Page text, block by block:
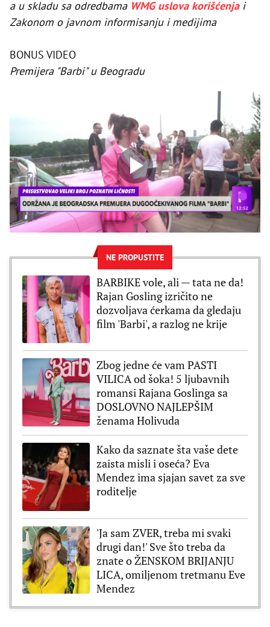
a u skladu sa odredbama WMG uslova korišćenjai
Zakonom o javnom informisanju i medijima
BONUS VIDEO
Premijera "Barbi" u Beogradu
NE PROPUSTITE
BARBIKE vole, ali — tata ne da!
Rajan Gosling izričito ne
dozvoljava ćerkama da gledaju
film 'Barbi', a razlog ne krije
Zbog jedne će vam PASTI
VILICA od šoka! 5 ljubavnih
romansi Rajana Goslinga sa
DOSLOVNO NAJLEPŠIM
ženama Holivuda
Kako da saznate šta vaše dete
zaista misli i oseća? Eva
Mendez ima sjajan savet za sve
roditelje
'Ja sam ZVER, treba mi svaki
drugi dan!' Sve što treba da
znate o ŽENSKOM BRIJANJU
LICA, omiljenom tretmanu Eve
Mendez